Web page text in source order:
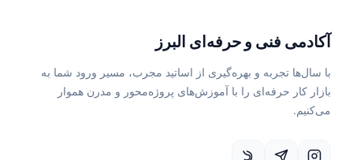
آکادمی فنی و حرفه‌ای البرز
با سال‌ها تجربه و بهره‌گیری از اساتید مجرب، مسیر ورود شما به
بازار کار حرفه‌ای را با آموزش‌های پروژه‌محور و مدرن هموار
می‌کنیم.